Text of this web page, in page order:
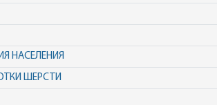
НАСЕЛЕНИЯ
ШЕРСТИ